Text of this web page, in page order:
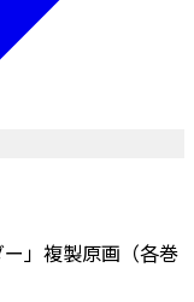
」複製原画（各巻